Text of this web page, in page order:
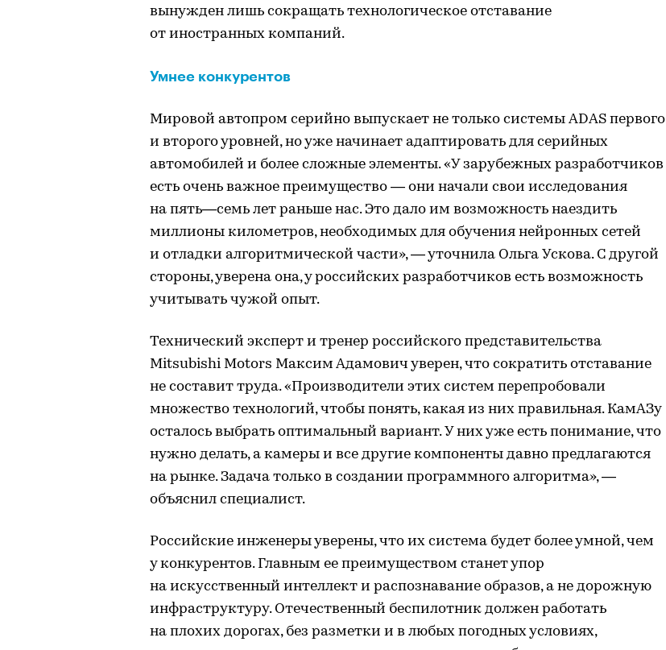
вынужден лишь сокращать технологическое отставание
от иностранных компаний.
Умнее конкурентов
Мировой автопром серийно выпускает не только системы ADAS первого
и второго уровней, но уже начинает адаптировать для серийных
автомобилей и более сложные элементы. «У зарубежных разработчиков
есть очень важное преимущество — они начали свои исследования
на пять—семь лет раньше нас. Это дало им возможность наездить
миллионы километров, необходимых для обучения нейронных сетей
и отладки алгоритмической части», — уточнила Ольга Ускова. С другой
стороны, уверена она, у российских разработчиков есть возможность
учитывать чужой опыт.
Технический эксперт и тренер российского представительства
Mitsubishi Motors Максим Адамович уверен, что сократить отставание
не составит труда. «Производители этих систем перепробовали
множество технологий, чтобы понять, какая из них правильная. КамАЗу
осталось выбрать оптимальный вариант. У них уже есть понимание, что
нужно делать, а камеры и все другие компоненты давно предлагаются
на рынке. Задача только в создании программного алгоритма», —
объяснил специалист.
Российские инженеры уверены, что их система будет более умной, чем
у конкурентов. Главным ее преимуществом станет упор
на искусственный интеллект и распознавание образов, а не дорожную
инфраструктуру. Отечественный беспилотник должен работать
на плохих дорогах, без разметки и в любых погодных условиях,